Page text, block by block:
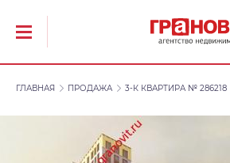
ГЛАВНАЯ ПРОДАЖА 3-К КВАРТИРА № 286218